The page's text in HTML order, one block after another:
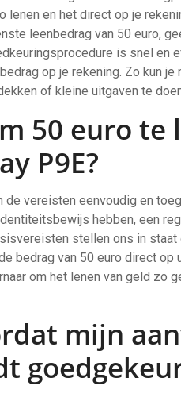
en het direct op je
leenbedrag van 50 euro,
is snel en
op je rekening. Zo kun je
of kleine uitgaven te
50 euro te
P9E?
de vereisten eenvoudig en
hebben, een
stellen ons in staat
bedrag van 50 euro direct op
om het lenen van geld zo
mijn